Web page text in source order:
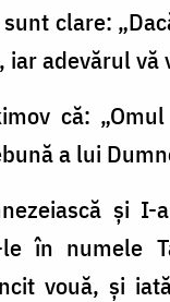
clare:
adevărul
că:
a lui
și
le în
vouă, și